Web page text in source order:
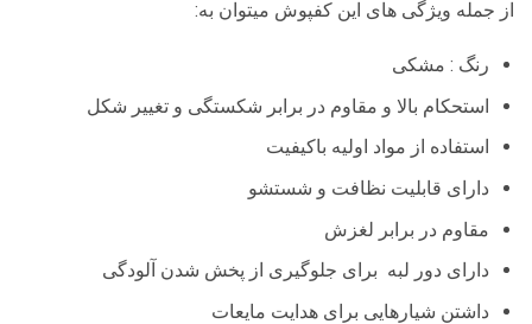
از جمله ویژگی های این کفپوش میتوان به:
رنگ : مشکی
استحکام بالا و مقاوم در برابر شکستگی و تغییر شکل
استفاده از مواد اولیه باکیفیت
دارای قابلیت نظافت و شستشو
مقاوم در برابر لغزش
دارای دور لبه برای جلوگیری از پخش شدن آلودگی
داشتن شیار‌هایی برای هدایت مایعات